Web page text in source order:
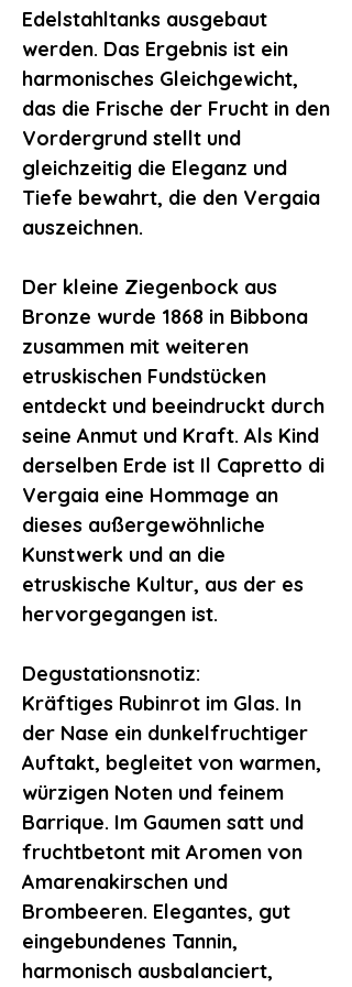
Edelstahltanks ausgebaut
werden. Das Ergebnis ist ein
harmonisches Gleichgewicht,
das die Frische der Frucht in den
Vordergrund stellt und
gleichzeitig die Eleganz und
Tiefe bewahrt, die den Vergaia
auszeichnen.
Der kleine Ziegenbock aus
Bronze wurde 1868 in Bibbona
zusammen mit weiteren
etruskischen Fundstücken
entdeckt und beeindruckt durch
seine Anmut und Kraft. Als Kind
derselben Erde ist Il Capretto di
Vergaia eine Hommage an
dieses außergewöhnliche
Kunstwerk und an die
etruskische Kultur, aus der es
hervorgegangen ist.
Degustationsnotiz:
Kräftiges Rubinrot im Glas. In
der Nase ein dunkelfruchtiger
Auftakt, begleitet von warmen,
würzigen Noten und feinem
Barrique. Im Gaumen satt und
fruchtbetont mit Aromen von
Amarenakirschen und
Brombeeren. Elegantes, gut
eingebundenes Tannin,
harmonisch ausbalanciert,